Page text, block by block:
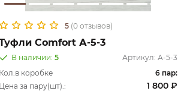
5 (0 отзывов)
Comfort А-5-3
В наличии: 5 Артикул: А-5-3
Кол.в коробке
6 пар:
Цена за пару(шт).:
1 800 ₽